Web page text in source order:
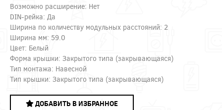
Возможно расширение: Нет
DIN-рейка: Да
Ширина по количеству модульных расстояний: 2
Ширина мм: 59.0
Цвет: Белый
Форма крышки: Закрытого типа (закрывающаяся)
Тип монтажа: Навесной
Тип крышки: Закрытого типа (закрывающаяся)
ДОБАВИТЬ В ИЗБРАННОЕ